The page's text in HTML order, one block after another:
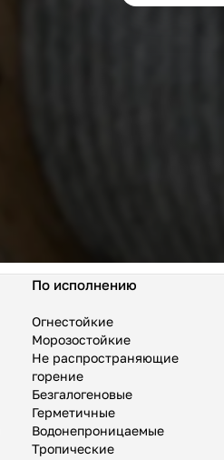
По исполнению
Огнестойкие
Морозостойкие
Не распространяющие
горение
Безгалогеновые
Герметичные
Водонепроницаемые
Тропические